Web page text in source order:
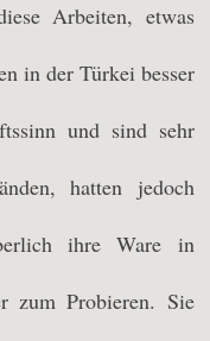
Arbeiten, etwas
in der Türkei besser
und sind sehr
hatten jedoch
ihre Ware in
zum Probieren. Sie